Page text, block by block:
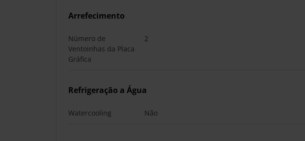
Arrefecimento
Número de
Ventoinhas da Placa
Gráfica
2
Refrigeração a Água
Watercooling Não